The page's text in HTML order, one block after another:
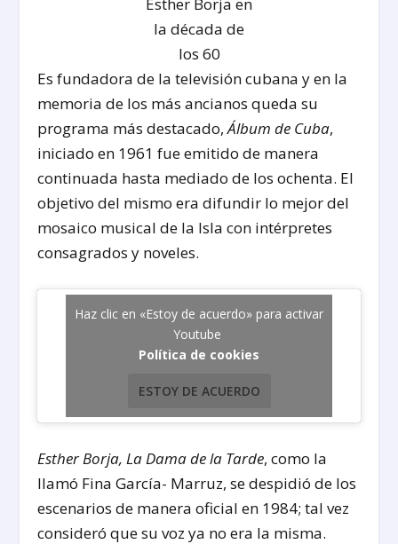
la década de
los 60
Es fundadora de la televisión cubana y en la
memoria de los más ancianos queda su
programa más destacado,Álbum de Cuba,
iniciado en 1961 fue emitido de manera
continuada hasta mediado de los ochenta. El
objetivo del mismo era difundir lo mejor del
mosaico musical de la Isla con intérpretes
consagrados y noveles.
Haz clic en «Estoy de acuerdo» para activar
Youtube
Política de cookies
ESTOY DE ACUERDO
Esther Borja, La Dama de la Tarde, como la
llamó Fina García- Marruz, se despidió de los
escenarios de manera oficial en 1984; tal vez
consideró que su voz ya no era la misma.